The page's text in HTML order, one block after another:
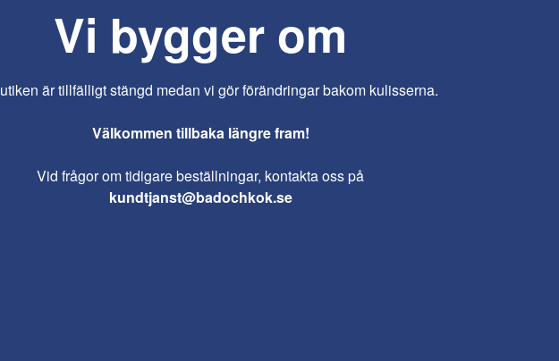
Vi bygger om
är tillfälligt stängd medan vi gör förändringar bakom kulisserna.
Välkommen tillbaka längre fram!
Vid frågor om tidigare beställningar, kontakta oss på
kundtjanst@badochkok.se